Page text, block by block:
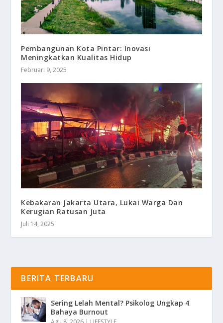
Pembangunan Kota Pintar: Inovasi
Meningkatkan Kualitas Hidup
Februari 9, 2025
Kebakaran Jakarta Utara, Lukai Warga Dan
Kerugian Ratusan Juta
Juli 14, 2025
BERITA TERBARU
Sering Lelah Mental? Psikolog Ungkap 4
Bahaya Burnout